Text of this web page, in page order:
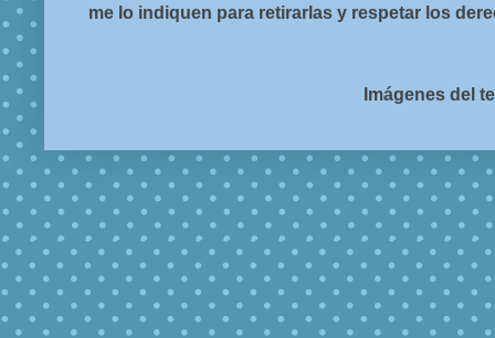
me lo indiquen para retirarlas y respetar los
Imágenes del